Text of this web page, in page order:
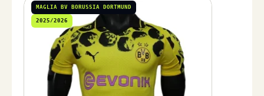
MAGLIA BV BORUSSIA DORTMUND
2025/2026